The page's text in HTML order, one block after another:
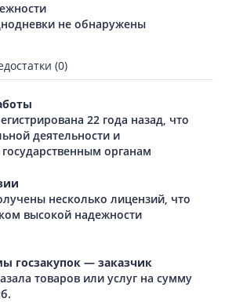
не обнаружены
(0)
22 года назад, что
деятельности и
органам
несколько лицензий, что
высокой надежности
госзакупок — заказчик
товаров или услуг на сумму